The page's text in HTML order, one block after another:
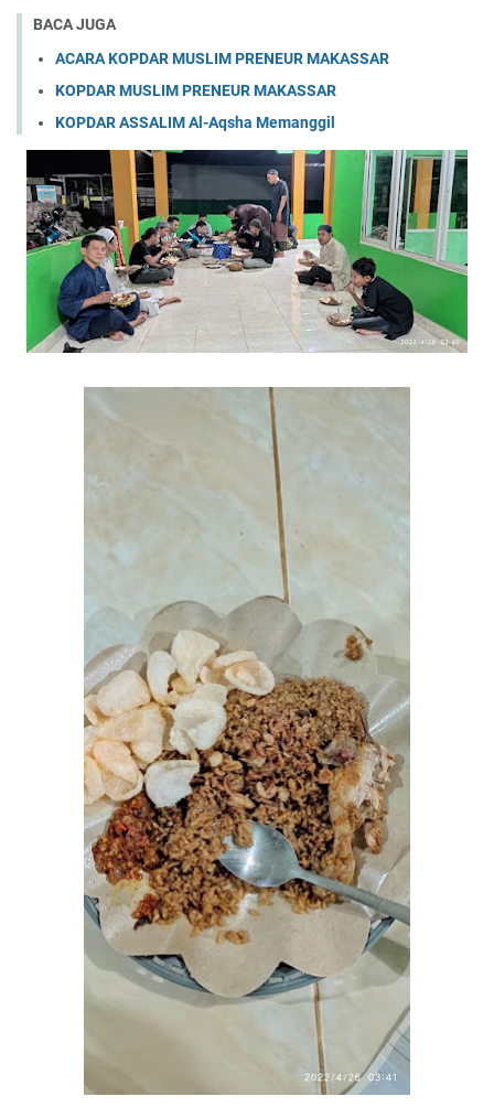
BACA JUGA
ACARA KOPDAR MUSLIM PRENEUR MAKASSAR
KOPDAR MUSLIM PRENEUR MAKASSAR
KOPDAR ASSALIM Al-Aqsha Memanggil